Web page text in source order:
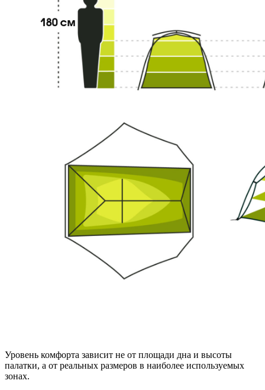
Уровень комфорта зависит не от площади дна и высоты
палатки, а от реальных размеров в наиболее используемых
зонах.